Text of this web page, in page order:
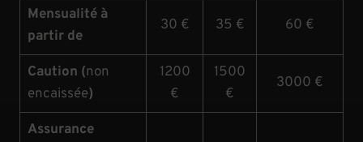
Mensualité à
partir de
30 € 35 € 60 €
Caution (non
encaissée)
1200
€
1500
€
3000 €
Assurance